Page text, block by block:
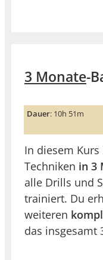
3 Monate-
Dauer: 10h 51m
In diesem
Techniken in 3
alle Drills und
trainiert. Du
weiteren
das insgesamt